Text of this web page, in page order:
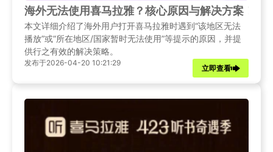
海外无法使用喜马拉雅？核心原因与解决方案！
本文详细介绍了海外用户打开喜马拉雅时遇到“该地区无法
播放”或“所在地区/国家暂时无法使用”等提示的原因，并提
供行之有效的解决策略。
发布于2026-04-20 10:21:29
立即查看